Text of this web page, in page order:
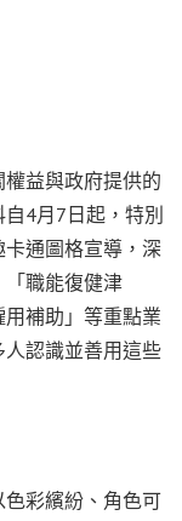
益與政府提供的
4月7日起，特別
通圖格宣導，深
「職能復健津
補助」等重點業
認識並善用這些
彩繽紛、角色可